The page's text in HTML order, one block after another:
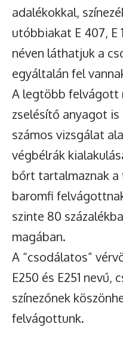
adalékokkal,
utóbbiakat E 407, E
néven láthatjuk a
egyáltalán fel
A legtöbb felvágott
zselésítő anyagot
számos vizsgálat
végbélrák
bőrt tartalmaznak
baromfi
szinte 80
magában.
A “csodálatos”
E250 és E251 nevű,
színezőnek
felvágottunk.